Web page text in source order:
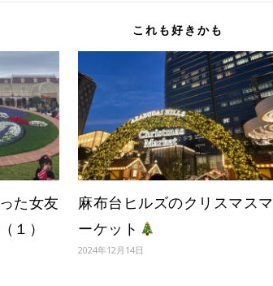
これも好きかも
た女友
１）
麻布台ヒルズのクリスマスマ
ーケット
2024年12月14日